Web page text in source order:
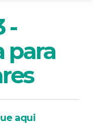
-
para
aqui